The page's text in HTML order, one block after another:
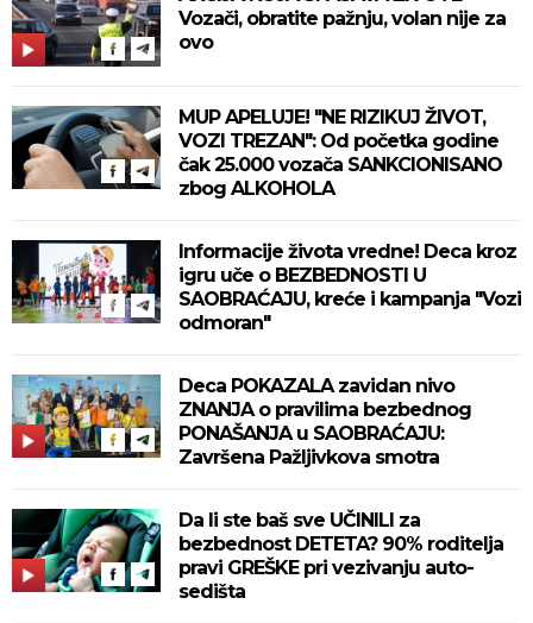
Vozači, obratite pažnju, volan nije za
ovo
MUP APELUJE! "NE RIZIKUJ ŽIVOT,
VOZI TREZAN": Od početka godine
čak 25.000 vozača SANKCIONISANO
zbog ALKOHOLA
Informacije života vredne! Deca kroz
igru uče o BEZBEDNOSTI U
SAOBRAĆAJU, kreće i kampanja "Vozi
odmoran"
Deca POKAZALA zavidan nivo
ZNANJA o pravilima bezbednog
PONAŠANJA u SAOBRAĆAJU:
Završena Pažljivkova smotra
Da li ste baš sve UČINILI za
bezbednost DETETA? 90% roditelja
pravi GREŠKE pri vezivanju auto-
sedišta